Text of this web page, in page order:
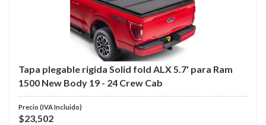
Tapa plegable rigida Solid fold ALX 5.7' para Ram
1500 New Body 19 - 24 Crew Cab
$23,502